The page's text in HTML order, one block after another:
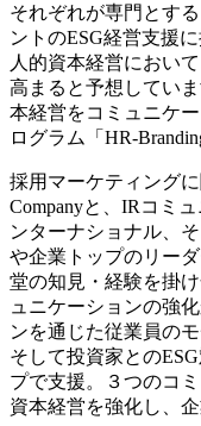
それぞれが専門とす
ントのESG経営支援
人的資本経営におい
高まると予想してい
本経営をコミュニケ
ログラム「HR-
採用マーケティング
Companyと、IRコミ
ンターナショナル、
や企業トップのリー
堂の知見・経験を掛
ュニケーションの強
ンを通じた従業員の
そして投資家との
プで支援。３つのコ
資本経営を強化し、